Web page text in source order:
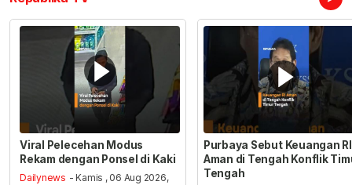
Viral Pelecehan Modus
Rekam dengan Ponsel di Kaki
Dailynews - Kamis , 06 Aug 2026,
Purbaya Sebut Keuangan RI
Aman di Tengah Konflik
Tengah